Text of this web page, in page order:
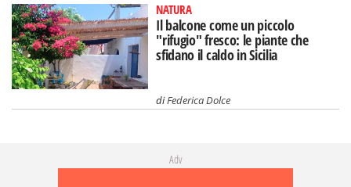
NATURA
Il balcone come un piccolo
"rifugio" fresco: le piante che
sfidano il caldo in Sicilia
diFederica Dolce
Adv